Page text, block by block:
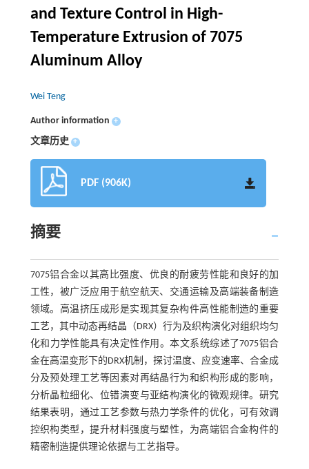
and Texture Control in High-
Temperature Extrusion of 7075
Aluminum Alloy
Wei Teng
Author information +
文章历史 +
PDF (906K)
摘要
7075铝合金以其高比强度、优良的耐疲劳性能和良好的加
工性，被广泛应用于航空航天、交通运输及高端装备制造
领域。高温挤压成形是实现其复杂构件高性能制造的重要
工艺，其中动态再结晶（DRX）行为及织构演化对组织均匀
化和力学性能具有决定性作用。本文系统综述了7075铝合
金在高温变形下的DRX机制，探讨温度、应变速率、合金成
分及预处理工艺等因素对再结晶行为和织构形成的影响，
分析晶粒细化、位错演变与亚结构演化的微观规律。研究
结果表明，通过工艺参数与热力学条件的优化，可有效调
控织构类型，提升材料强度与塑性，为高端铝合金构件的
精密制造提供理论依据与工艺指导。